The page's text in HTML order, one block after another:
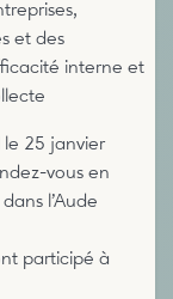
et des
interne et
le 25 janvier
vous en
l’Aude
participé à